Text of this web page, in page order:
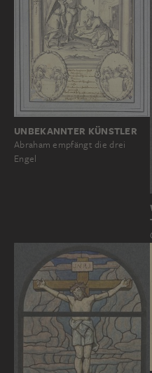
UNBEKANNTER KÜNSTLER
Abraham empfängt die drei
Engel